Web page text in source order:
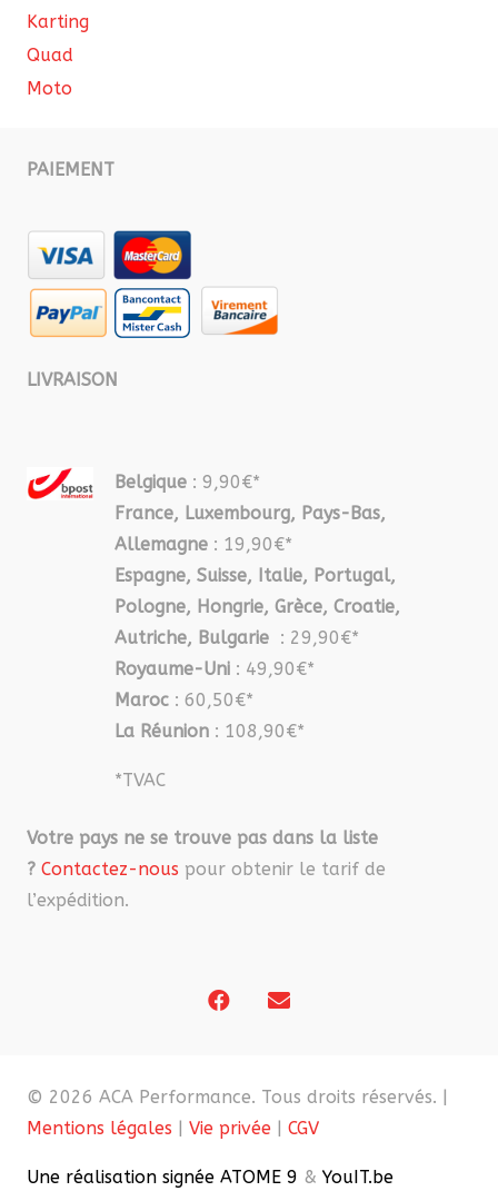
Karting
Quad
Moto
PAIEMENT
LIVRAISON
Belgique : 9,90€*
France, Luxembourg, Pays-Bas,
Allemagne : 19,90€*
Espagne, Suisse, Italie, Portugal,
Pologne, Hongrie, Grèce, Croatie,
Autriche, Bulgarie : 29,90€*
Royaume-Uni : 49,90€*
Maroc : 60,50€*
La Réunion : 108,90€*
*TVAC
Votre pays ne se trouve pas dans la liste
? Contactez-nous pour obtenir le tarif de
l’expédition.
© 2026 ACA Performance. Tous droits réservés. |
Mentions légales | Vie privée | CGV
Une réalisation signée ATOME 9 & YouIT.be